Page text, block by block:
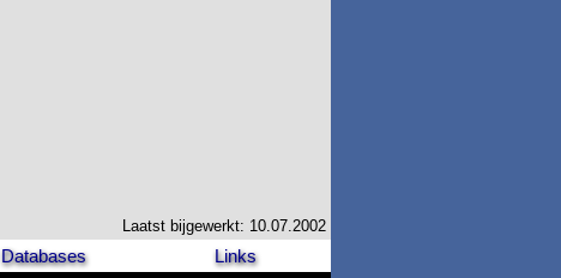
Laatst bijgewerkt: 10.07.2002
Databases Links